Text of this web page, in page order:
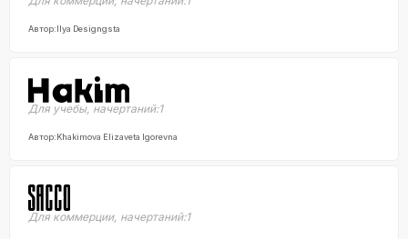
Автор:Ilya Designgsta
Для учебы, начертаний:1
Автор:Khakimova Elizaveta Igorevna
Для коммерции, начертаний:1